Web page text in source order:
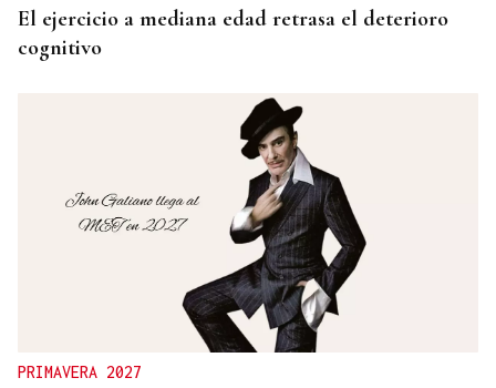
El ejercicio a mediana edad retrasa el deterioro
cognitivo
PRIMAVERA 2027